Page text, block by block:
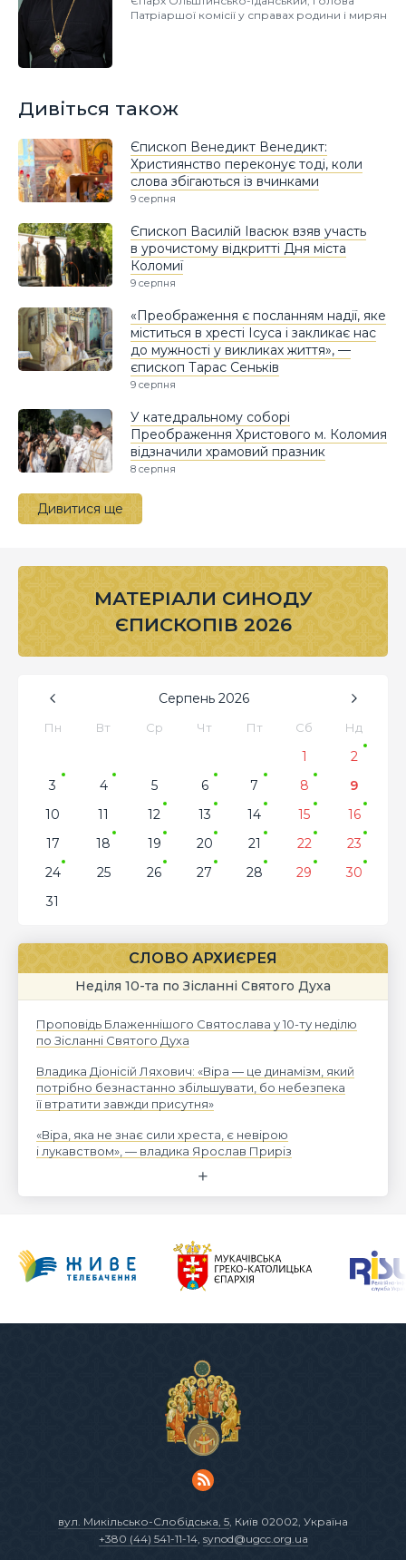
Патріаршої комісії у справах родини і мирян
Дивіться також
Єпископ Венедикт Венедикт:
Християнство переконує тоді, коли
слова збігаються із вчинками
9 серпня
Єпископ Василій Івасюк взяв участь
в урочистому відкритті Дня міста
Коломиї
9 серпня
«Преображення є посланням надії, яке
міститься в хресті Ісуса і закликає нас
до мужності у викликах життя», —
єпископ Тарас Сеньків
9 серпня
У катедральному соборі
Преображення Христового м. Коломия
відзначили храмовий празник
8 серпня
Дивитися ще
МАТЕРІАЛИ СИНОДУ
ЄПИСКОПІВ 2026
Серпень 2026
Пн Вт Ср Чт Пт Сб Нд
1
2
3
4 5 6 7 8
9
10
11 12 13 14 15
16
17
18 19 20 21 22
23
24
25 26 27 28 29
30
31
СЛОВО АРХИЄРЕЯ
Неділя 10-та по Зісланні Святого Духа
Проповідь Блаженнішого Святослава у 10-ту неділю
по Зісланні Святого Духа
Владика Діонісій Ляхович: «Віра — це динамізм, який
потрібно безнастанно збільшувати, бо небезпека
її втратити завжди присутня»
«Віра, яка не знає сили хреста, є невірою
і лукавством», — владика Ярослав Приріз
вул. Микільсько-Слобідська, 5 , Київ 02002, Україна
+380 (44) 541-11-14, synod@ugcc.org.ua